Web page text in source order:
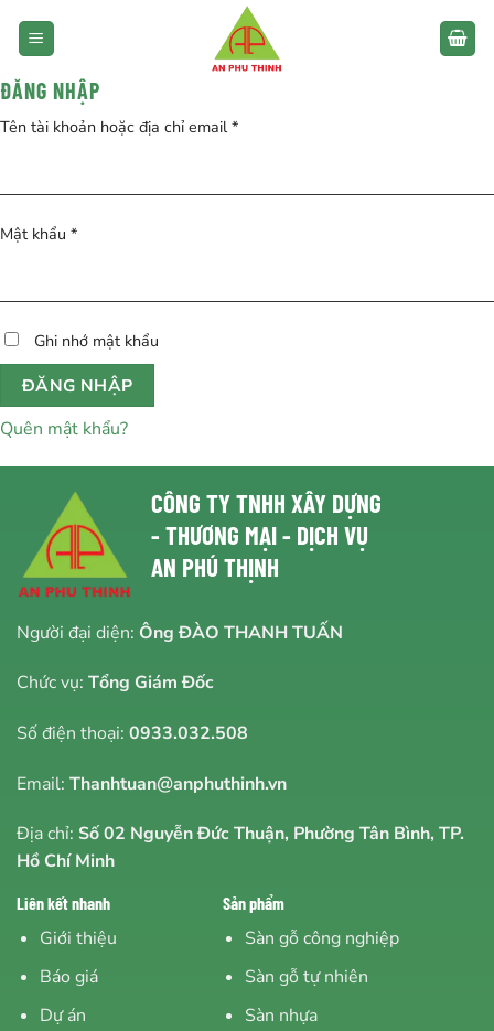
dung
ĐĂNG NHẬP
Tên tài khoản hoặc địa chỉ email*Bắt
Mật khẩu *Bắt
Ghi nhớ mật khẩu
ĐĂNG NHẬP
Quên mật khẩu?
CÔNG TY TNHH XÂY DỰNG
- THƯƠNG MẠI - DỊCH VỤ
AN PHÚ THỊNH
Người đại diện: Ông ĐÀO THANH TUẤN
Chức vụ: Tổng Giám Đốc
Số điện thoại: 0933.032.508
Email: Thanhtuan@anphuthinh.vn
Địa chỉ: Số 02 Nguyễn Đức Thuận, Phường Tân Bình, TP.
Hồ Chí Minh
Liên kết nhanh
Giới thiệu
Báo giá
Dự án
Sản phẩm
Sàn gỗ công nghiệp
Sàn gỗ tự nhiên
Sàn nhựa